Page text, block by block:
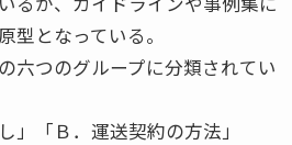
型となっている。
六つのグループに分類されてい
」「Ｂ．運送契約の方法」